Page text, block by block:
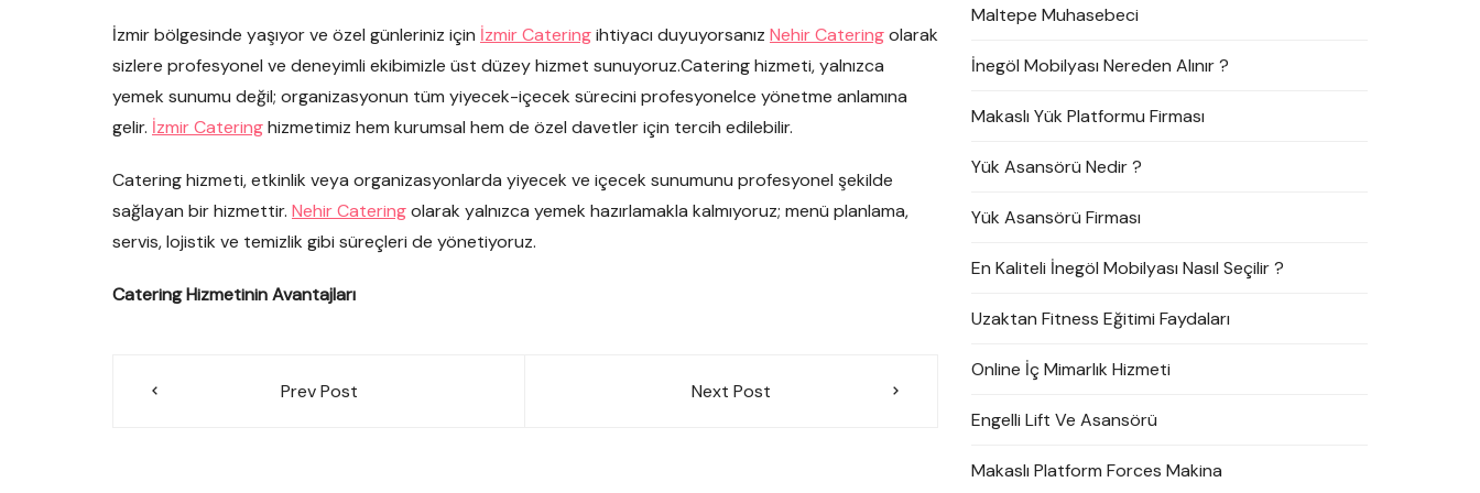
İzmir bölgesinde yaşıyor ve özel günleriniz için İzmir Cateringihtiyacı duyuyorsanız Nehir Cateringolarak
sizlere profesyonel ve deneyimli ekibimizle üst düzey hizmet sunuyoruz.Catering hizmeti, yalnızca
yemek sunumu değil; organizasyonun tüm yiyecek-içecek sürecini profesyonelce yönetme anlamına
gelir. İzmir Cateringhizmetimiz hem kurumsal hem de özel davetler için tercih edilebilir.
Catering hizmeti, etkinlik veya organizasyonlarda yiyecek ve içecek sunumunu profesyonel şekilde
sağlayan bir hizmettir. Nehir Cateringolarak yalnızca yemek hazırlamakla kalmıyoruz; menü planlama,
servis, lojistik ve temizlik gibi süreçleri de yönetiyoruz.
Catering Hizmetinin Avantajları
Prev Post Next Post
Maltepe Muhasebeci
İnegöl Mobilyası Nereden Alınır ?
Makaslı Yük Platformu Firması
Yük Asansörü Nedir ?
Yük Asansörü Firması
En Kaliteli İnegöl Mobilyası Nasıl Seçilir ?
Uzaktan Fitness Eğitimi Faydaları
Online İç Mimarlık Hizmeti
Engelli Lift Ve Asansörü
Makaslı Platform Forces Makina